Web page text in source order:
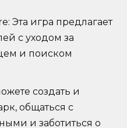
Эта игра предлагает
с уходом за
и поиском
создать и
общаться с
и заботиться о